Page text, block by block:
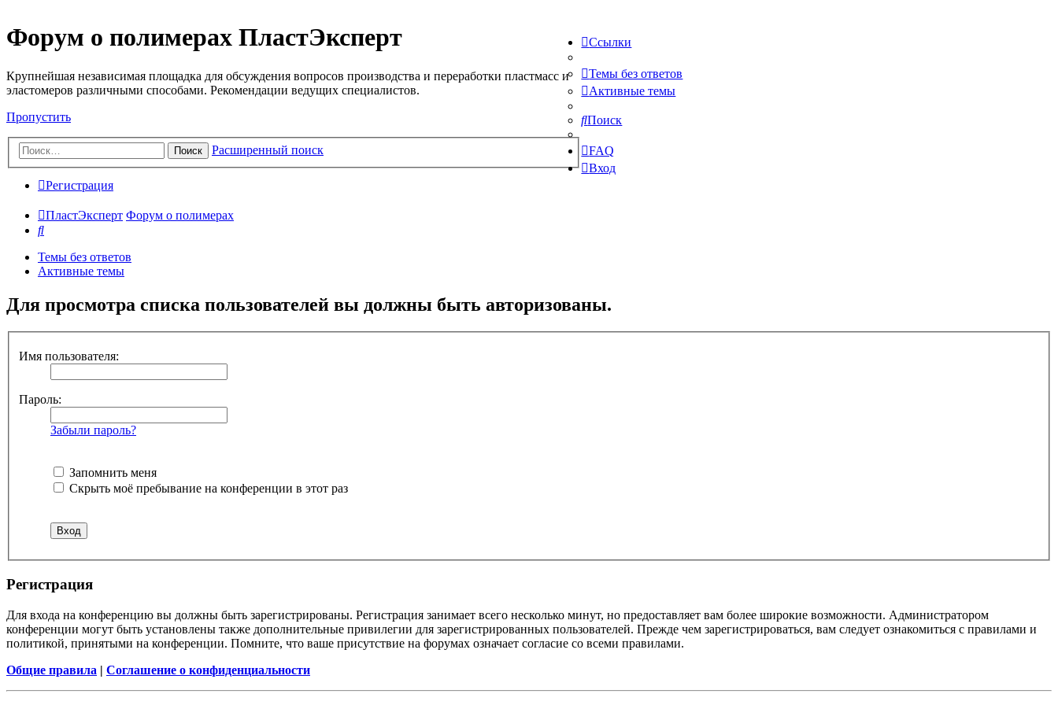
Форум о полимерах ПластЭксперт
Крупнейшая независимая площадка для обсуждения вопросов производства и переработки пластмасс и
эластомеров различными способами. Рекомендации ведущих специалистов.
Пропустить
Поиск Расширенный поиск
Ссылки
Темы без ответов
Активные темы
Поиск
FAQ
Вход
Регистрация
ПластЭксперт Форум о полимерах
Поиск
Темы без ответов
Активные темы
Для просмотра списка пользователей вы должны быть авторизованы.
Имя пользователя:
Пароль:
Забыли пароль?
Запомнить меня
Скрыть моё пребывание на конференции в этот раз
Регистрация
Для входа на конференцию вы должны быть зарегистрированы. Регистрация занимает всего несколько минут, но предоставляет вам более широкие возможности. Администратором
конференции могут быть установлены также дополнительные привилегии для зарегистрированных пользователей. Прежде чем зарегистрироваться, вам следует ознакомиться с правилами и
политикой, принятыми на конференции. Помните, что ваше присутствие на форумах означает согласие со всеми правилами.
Общие правила | Соглашение о конфиденциальности